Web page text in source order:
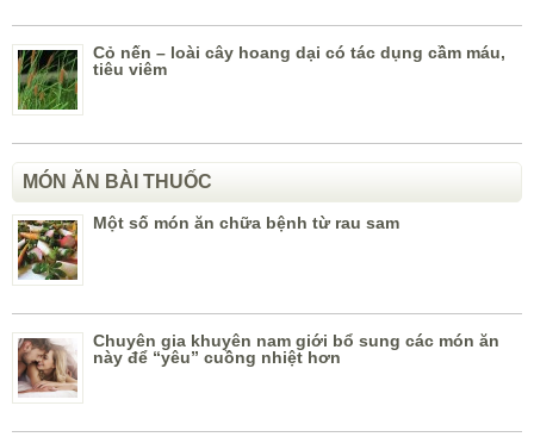
Cỏ nến – loài cây hoang dại có tác dụng cầm máu,
tiêu viêm
MÓN ĂN BÀI THUỐC
Một số món ăn chữa bệnh từ rau sam
Chuyên gia khuyên nam giới bổ sung các món ăn
này để “yêu” cuồng nhiệt hơn